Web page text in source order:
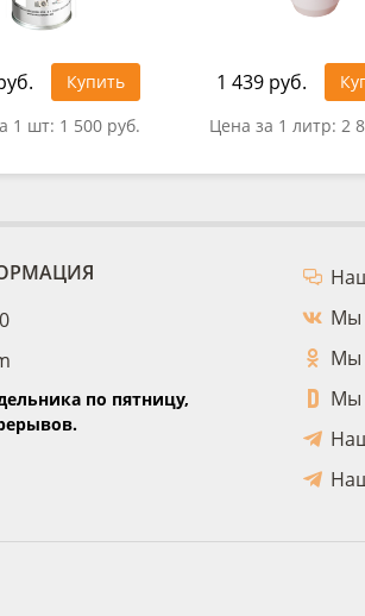
Купить
1 шт: 1 500 руб.
1 439 руб.
Цена за 1 литр: 2
по пятницу,
Мы
Мы
Мы